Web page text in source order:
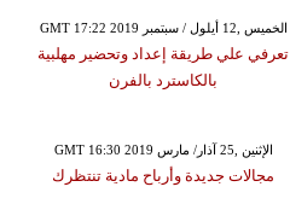
GMT 17:22 2019 الخميس ,12 أيلول / سبتمبر
تعرفي علي طريقة إعداد وتحضير مهلبية
بالكاسترد بالفرن
GMT 16:30 2019 الإثنين ,25 آذار/ مارس
مجالات جديدة وأرباح مادية تنتظرك